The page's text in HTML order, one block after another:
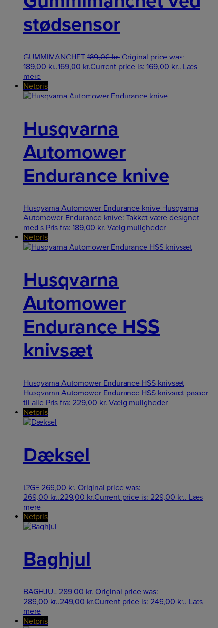
stødsensor
GUMMIMANCHET 189,00kr. Original price was:
189,00 kr..169,00 kr.Current price is: 169,00 kr.. Læs
mere
Netpris
Husqvarna
Automower
Endurance knive
Husqvarna Automower Endurance knive Husqvarna
Automower Endurance knive: Takket være designet
med s Pris fra: 189,00 kr. Vælg muligheder
Netpris
Husqvarna
Automower
Endurance HSS
knivsæt
Husqvarna Automower Endurance HSS knivsæt
Husqvarna Automower Endurance HSS knivsæt passer
til alle Pris fra: 229,00 kr. Vælg muligheder
Netpris
Dæksel
L?GE 269,00kr. Original price was:
269,00 kr..229,00 kr.Current price is: 229,00 kr.. Læs
mere
Netpris
Baghjul
BAGHJUL 289,00kr. Original price was:
289,00 kr..249,00 kr.Current price is: 249,00 kr.. Læs
mere
Netpris